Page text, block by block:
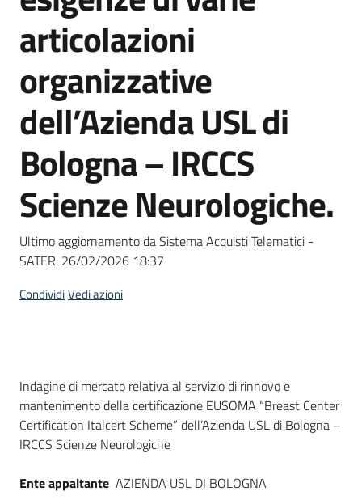
English
site
Seguici
su
articolazioni
organizzative
dell’Azienda USL di
Bologna – IRCCS
Scienze Neurologiche.
Ultimo aggiornamento da Sistema Acquisti Telematici -
SATER: 26/02/2026 18:37
CondividiVedi azioni
Dati del bando
Indagine di mercato relativa al servizio di rinnovo e
mantenimento della certificazione EUSOMA “Breast Center
Certification Italcert Scheme” dell’Azienda USL di Bologna –
IRCCS Scienze Neurologiche
Ente appaltante AZIENDA USL DI BOLOGNA